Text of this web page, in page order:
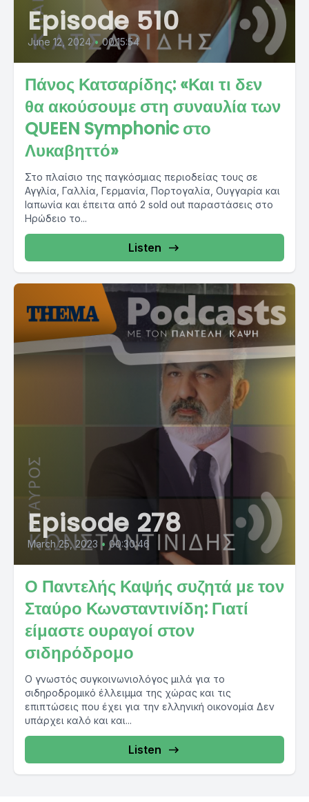
Episode 510
June 12, 2024 • 00:15:54
Πάνος Κατσαρίδης: «Και τι δεν
θα ακούσουμε στη συναυλία των
QUEEN Symphonic στο
Λυκαβηττό»
Στο πλαίσιο της παγκόσμιας περιοδείας τους σε
Αγγλία, Γαλλία, Γερμανία, Πορτογαλία, Ουγγαρία και
Ιαπωνία και έπειτα από 2 sold out παραστάσεις στο
Ηρώδειο το...
Listen
Episode 278
March 25, 2023 • 00:30:46
Ο Παντελής Καψής συζητά με τον
Σταύρο Κωνσταντινίδη: Γιατί
είμαστε ουραγοί στον
σιδηρόδρομο
Ο γνωστός συγκοινωνιολόγος μιλά για το
σιδηροδρομικό έλλειμμα της χώρας και τις
επιπτώσεις που έχει για την ελληνική οικονομία Δεν
υπάρχει καλό και και...
Listen